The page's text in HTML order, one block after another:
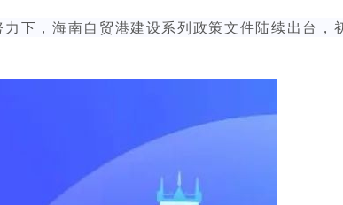
下，海南自贸港建设系列政策文件陆续出台，